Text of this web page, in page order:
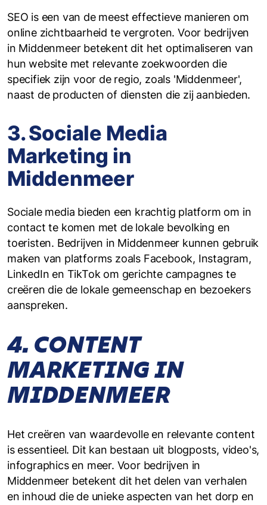
SEO is een van de meest effectieve manieren om
online zichtbaarheid te vergroten. Voor bedrijven
in Middenmeer betekent dit het optimaliseren van
hun website met relevante zoekwoorden die
specifiek zijn voor de regio, zoals 'Middenmeer',
naast de producten of diensten die zij aanbieden.
3. Sociale Media
Marketing in
Middenmeer
Sociale media bieden een krachtig platform om in
contact te komen met de lokale bevolking en
toeristen. Bedrijven in Middenmeer kunnen gebruik
maken van platforms zoals Facebook, Instagram,
LinkedIn en TikTok om gerichte campagnes te
creëren die de lokale gemeenschap en bezoekers
aanspreken.
4. CONTENT
MARKETING IN
MIDDENMEER
Het creëren van waardevolle en relevante content
is essentieel. Dit kan bestaan uit blogposts, video's,
infographics en meer. Voor bedrijven in
Middenmeer betekent dit het delen van verhalen
en inhoud die de unieke aspecten van het dorp en